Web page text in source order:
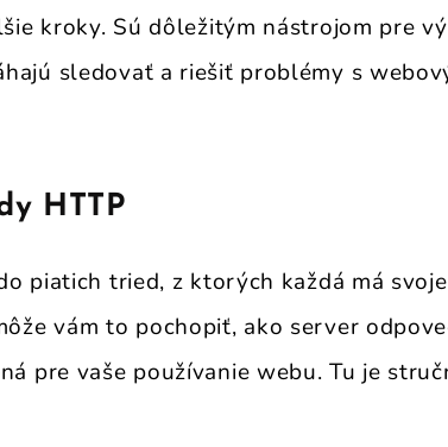
kroky. Sú dôležitým nástrojom pre
sledovať a riešiť problémy s
HTTP
piatich tried, z ktorých každá má
vám to pochopiť, ako server
pre vaše používanie webu. Tu je